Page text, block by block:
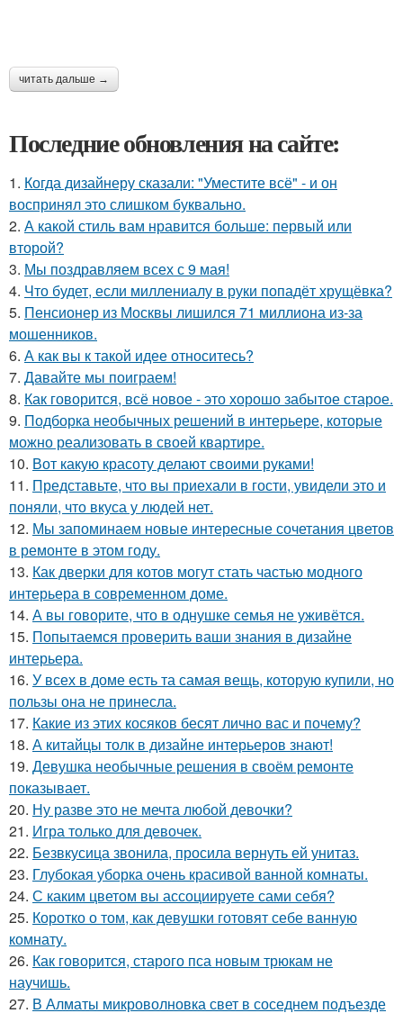
читать дальше →
Последние обновления на сайте:
1. Когда дизайнеру сказали: "Уместите всё" - и он
воспринял это слишком буквально.
2. А какой стиль вам нравится больше: первый или
второй?
3. Мы поздравляем всех с 9 мая!
4. Что будет, если миллениалу в руки попадёт хрущёвка?
5. Пенсионер из Москвы лишился 71 миллиона из-за
мошенников.
6. А как вы к такой идее относитесь?
7. Давайте мы поиграем!
8. Как говорится, всё новое - это хорошо забытое старое.
9. Подборка необычных решений в интерьере, которые
можно реализовать в своей квартире.
10. Вот какую красоту делают своими руками!
11. Представьте, что вы приехали в гости, увидели это и
поняли, что вкуса у людей нет.
12. Мы запоминаем новые интересные сочетания цветов
в ремонте в этом году.
13. Как дверки для котов могут стать частью модного
интерьера в современном доме.
14. А вы говорите, что в однушке семья не уживётся.
15. Попытаемся проверить ваши знания в дизайне
интерьера.
16. У всех в доме есть та самая вещь, которую купили, но
пользы она не принесла.
17. Какие из этих косяков бесят лично вас и почему?
18. А китайцы толк в дизайне интерьеров знают!
19. Девушка необычные решения в своём ремонте
показывает.
20. Ну разве это не мечта любой девочки?
21. Игра только для девочек.
22. Безвкусица звонила, просила вернуть ей унитаз.
23. Глубокая уборка очень красивой ванной комнаты.
24. С каким цветом вы ассоциируете сами себя?
25. Коротко о том, как девушки готовят себе ванную
комнату.
26. Как говорится, старого пса новым трюкам не
научишь.
27. В Алматы микроволновка свет в соседнем подъезде